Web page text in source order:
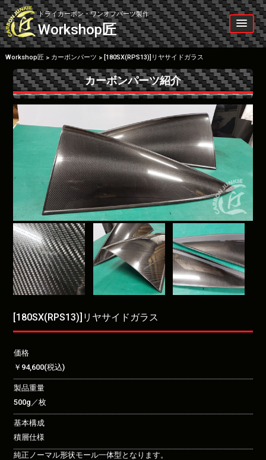
Skip
to
content
ドライカーボン・ワンオフパーツ製作
Workshop匠
Workshop匠> カーボンパーツ > [180SX(RPS13)]リヤサイドガラス
カーボンパーツ紹介
[180SX(RPS13)]リヤサイドガラス
価格
￥94,600(税込)
製品重量
500g／枚
基本構成
積層仕様
純正ノーマル形状モール一体型となります。